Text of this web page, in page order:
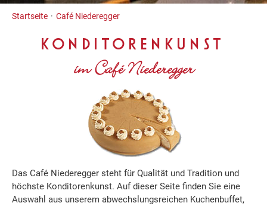
Inhalt
Startseite Café Niederegger
KONDITORENKUNST
im Café Niederegger
Das Café Niederegger steht für Qualität und Tradition und
höchste Konditorenkunst. Auf dieser Seite finden Sie eine
Auswahl aus unserem abwechslungsreichen Kuchenbuffet,